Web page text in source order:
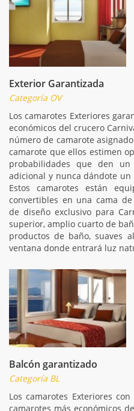
Exterior Garantizada
Categoría OV
Los camarotes Exteriores
económicos del crucero
número de camarote
camarote que ellos estimen
probabilidades que den
adicional y nunca dándote
Estos camarotes están
convertibles en una cama
de diseño exclusivo para
superior, amplio cuarto de
productos de baño, suaves
ventana donde entrará luz
Balcón garantizado
Categoría BL
Los camarotes Exteriores
camarotes más económicos